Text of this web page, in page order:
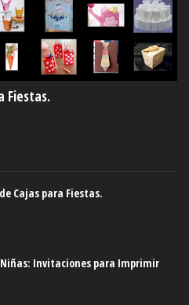
Fiestas.
Cajas para Fiestas.
Niñas: Invitaciones para Imprimir